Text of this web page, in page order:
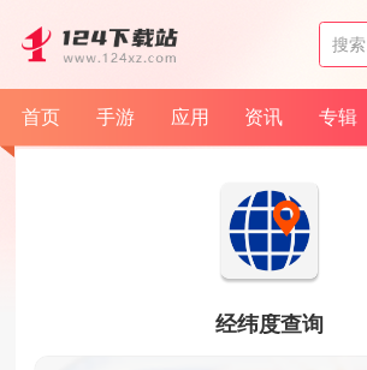
首页 手游 应用 资讯 专辑
经纬度查询